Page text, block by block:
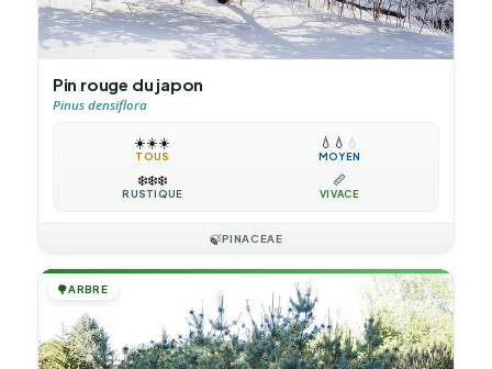
Pin rouge du japon
Pinus densiflora
☀️☀️☀️
TOUS
💧 💧 💧
MOYEN
❄️❄️❄️
RUSTIQUE
📏
VIVACE
🍃PINACEAE
🌳ARBRE